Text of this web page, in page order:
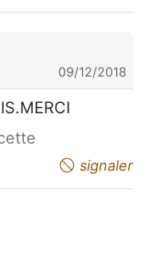
09/12/2018
signaler